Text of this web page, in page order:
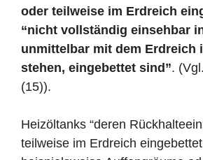
oder teilweise im Erdreich
“nicht vollständig einsehbar
unmittelbar mit dem Erdreich
stehen, eingebettet sind”.
(15)).
Heizöltanks “deren
teilweise im Erdreich eingebettet